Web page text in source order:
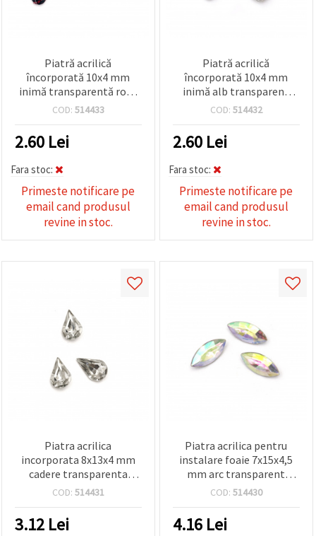
Piatră acrilică
încorporată 10x4 mm
inimă transparentă roșu
întunecat fațetat -20
COD: 514433
2.60 Lei
Fara stoc:
Primeste notificare pe
email cand produsul
revine in stoc.
Piatră acrilică
încorporată 10x4 mm
inimă alb transparent
fațetat -20 bucăți
COD: 514432
2.60 Lei
Fara stoc:
Primeste notificare pe
email cand produsul
revine in stoc.
Piatra acrilica
incorporata 8x13x4 mm
cadere transparenta
fatetata -20 bucati
COD: 514431
3.12 Lei
Piatra acrilica pentru
instalare foaie 7x15x4,5
mm arc transparent
fatetat -20 bucati
COD: 514430
4.16 Lei